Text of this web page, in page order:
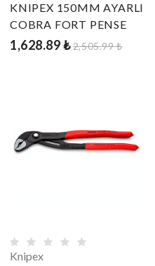
KNIPEX 150MM AYARLI
COBRA FORT PENSE
1,628.89 ₺2,505.99 ₺
Knipex